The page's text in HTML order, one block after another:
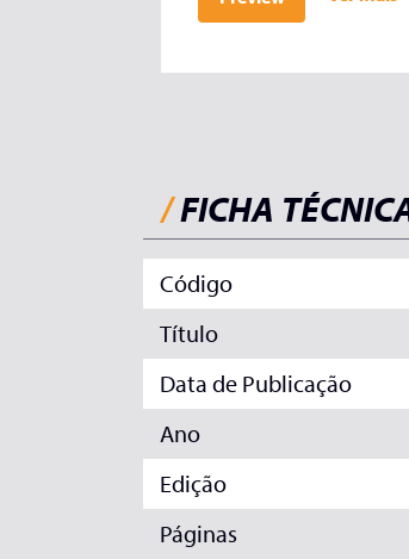
/FICHA
Código
Título
Data de Publicação
Ano
Edição
Páginas